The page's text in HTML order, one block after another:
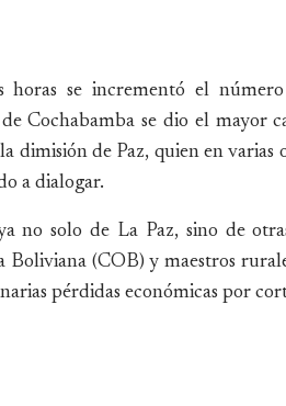
horas se incrementó el
Cochabamba se dio el mayor
dimisión de Paz, quien en
a dialogar.
no solo de La Paz, sino de
Boliviana (COB) y maestros
pérdidas económicas por